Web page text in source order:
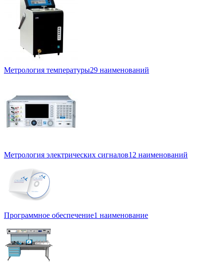
Метрология температуры29 наименований
Метрология электрических сигналов12 наименований
Программное обеспечение1 наименование